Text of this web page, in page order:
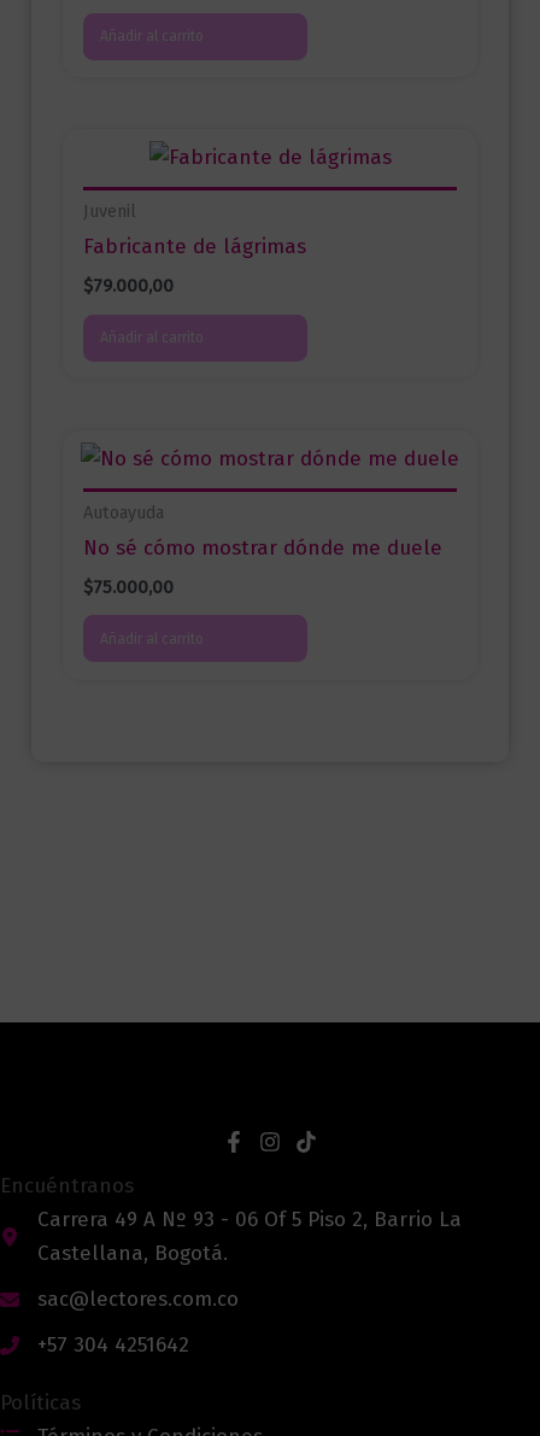
Añadir al carrito
Juvenil
Fabricante de lágrimas
$79.000,00
Añadir al carrito
Autoayuda
No sé cómo mostrar dónde me duele
$75.000,00
Añadir al carrito
Encuéntranos
Carrera 49 A Nº 93 - 06 Of 5 Piso 2, Barrio La
Castellana, Bogotá.
sac@lectores.com.co
+57 304 4251642
Políticas